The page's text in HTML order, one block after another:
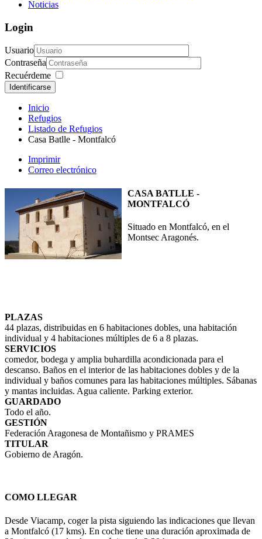
Noticias
Login
Usuario
Contraseña
Recuérdeme
Identificarse
Inicio
Refugios
Listado de Refugios
Casa Batlle - Montfalcó
Imprimir
Correo electrónico
CASA BATLLE -
MONTFALCÓ
Situado en Montfalcó, en el
Montsec Aragonés.
PLAZAS
44 plazas, distribuidas en 6 habitaciones dobles, una habitación
individual y 4 habitaciones múltiples de 6 a 8 plazas.
SERVICIOS
comedor, bodega y amplia buhardilla acondicionada para el
descanso. Baños en el interior de las habitaciones dobles y de la
individual y baños comunes para las habitaciones múltiples. Sábanas
y mantas incluidas. Agua caliente. Parking exterior.
GUARDADO
Todo el año.
GESTIÓN
Federación Aragonesa de Montañismo y PRAMES
TITULAR
Gobierno de Aragón.
COMO LLEGAR
Desde Viacamp, coger la pista siguiendo las indicaciones que llevan
a Montfalcó (17 kms). En coche tiene una duración aproximada de